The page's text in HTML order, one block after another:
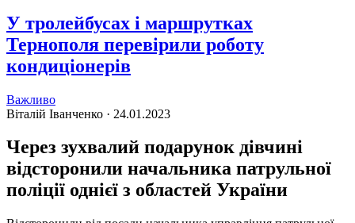
У тролейбусах і маршрутках
Тернополя перевірили роботу
кондиціонерів
Важливо
Віталій Іванченко · 24.01.2023
Через зухвалий подарунок дівчині
відсторонили начальника патрульної
поліції однієї з областей України